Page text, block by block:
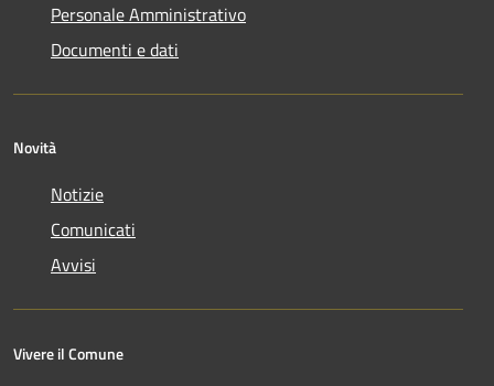
Personale Amministrativo
Documenti e dati
Novità
Notizie
Comunicati
Avvisi
Vivere il Comune